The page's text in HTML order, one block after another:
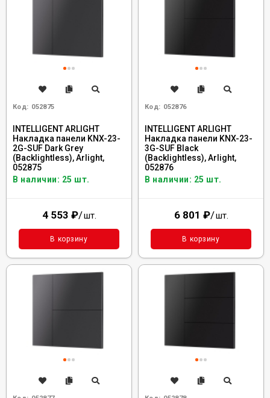
Код: 052875
INTELLIGENT ARLIGHT
Накладка панели KNX-23-
2G-SUF Dark Grey
(Backlightless), Arlight,
052875
В наличии: 25 шт.
4 553 ₽/шт.
В корзину
Код: 052876
INTELLIGENT ARLIGHT
Накладка панели KNX-23-
3G-SUF Black
(Backlightless), Arlight,
052876
В наличии: 25 шт.
6 801 ₽/шт.
В корзину